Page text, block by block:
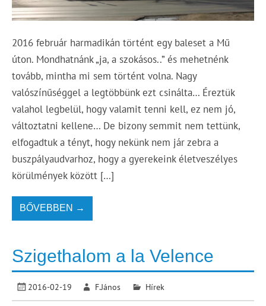
2016 február harmadikán történt egy baleset a Mű
úton. Mondhatnánk „ja, a szokásos..” és mehetnénk
tovább, mintha mi sem történt volna. Nagy
valószínűséggel a legtöbbünk ezt csinálta… Éreztük
valahol legbelül, hogy valamit tenni kell, ez nem jó,
változtatni kellene… De bizony semmit nem tettünk,
elfogadtuk a tényt, hogy nekünk nem jár zebra a
buszpályaudvarhoz, hogy a gyerekeink életveszélyes
körülmények között […]
BŐVEBBEN →
Szigethalom a la Velence
2016-02-19 F.János Hírek